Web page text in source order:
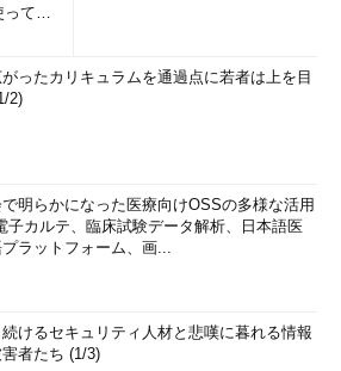
って
ったカリキュラムを通過点に若者は上を目
2)
明らかになった医療向けOSSの多様な活用
子カルテ、臨床試験データ解析、日本語医
ラットフォーム、画...
けるセキュリティ人材と悲嘆に暮れる情報
者たち (1/3)